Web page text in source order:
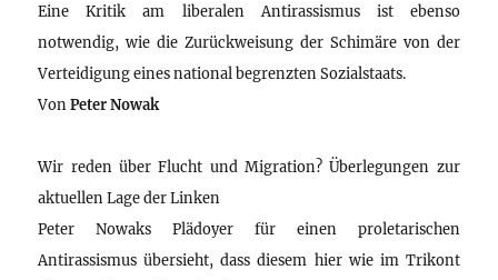
Eine Kritik am liberalen Antirassismus ist ebenso
notwendig, wie die Zurückweisung der Schimäre von der
Verteidigung eines national begrenzten Sozialstaats.
VonPeter Nowak
Wir reden über Flucht und Migration? Überlegungen zur
aktuellen Lage der Linken
Peter Nowaks Plädoyer für einen proletarischen
Antirassismus übersieht, dass diesem hier wie im Trikont